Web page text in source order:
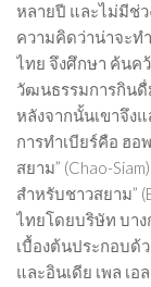
หลายปี และไม่มีช่ว
ความคิดว่าน่าจะท
ไทย จึงศึกษา ค้นค
วัฒนธรรมการกิน
หลังจากนั้นเขาจึ
การทำเบียร์คือ ฮอ
สยาม” (Chao-
สำหรับชาวสยาม”
ไทยโดยบริษัท บาง
เบื้องต้นประกอบด้ว
และอินเดีย เพล เอ